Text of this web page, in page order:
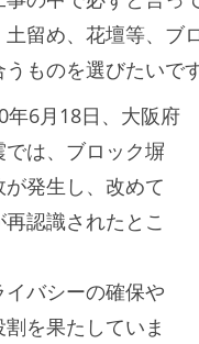
留め、花壇等、ブ
ものを選びたいです
年6月18日、大阪府
は、ブロック塀
発生し、改めて
認識されたとこ
バシーの確保や
を果たしていま